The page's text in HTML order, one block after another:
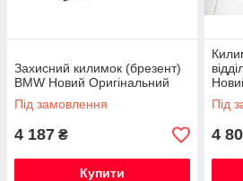
Захисний килимок (брезент)
BMW Новий Оригінальний
Під замовлення
4 187 ₴
Купити
Під
4